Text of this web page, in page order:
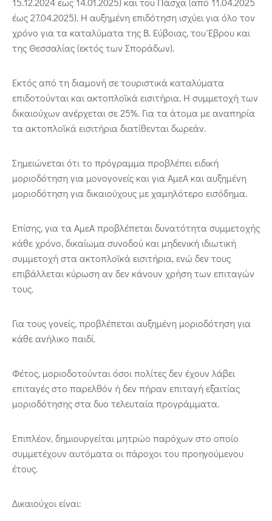
έως 27.04.2025). Η αυξημένη επιδότηση ισχύει για όλο τον
χρόνο για τα καταλύματα της Β. Εύβοιας, του Έβρου και
της Θεσσαλίας (εκτός των Σποράδων).
Εκτός από τη διαμονή σε τουριστικά καταλύματα
επιδοτούνται και ακτοπλοϊκά εισιτήρια. Η συμμετοχή των
δικαιούχων ανέρχεται σε 25%. Για τα άτομα με αναπηρία
τα ακτοπλοϊκά εισιτήρια διατίθενται δωρεάν.
Σημειώνεται ότι το πρόγραμμα προβλέπει ειδική
μοριοδότηση για μονογονείς και για ΑμεΑ και αυξημένη
μοριοδότηση για δικαιούχους με χαμηλότερο εισόδημα.
Επίσης, για τα ΑμεΑ προβλέπεται δυνατότητα συμμετοχής
κάθε χρόνο, δικαίωμα συνοδού και μηδενική ιδιωτική
συμμετοχή στα ακτοπλοϊκά εισιτήρια, ενώ δεν τους
επιβάλλεται κύρωση αν δεν κάνουν χρήση των επιταγών
τους.
Για τους γονείς, προβλέπεται αυξημένη μοριοδότηση για
κάθε ανήλικο παιδί.
Φέτος, μοριοδοτούνται όσοι πολίτες δεν έχουν λάβει
επιταγές στο παρελθόν ή δεν πήραν επιταγή εξαιτίας
μοριοδότησης στα δυο τελευταία προγράμματα.
Επιπλέον, δημιουργείται μητρώο παρόχων στο οποίο
συμμετέχουν αυτόματα οι πάροχοι του προηγούμενου
έτους.
Δικαιούχοι είναι: